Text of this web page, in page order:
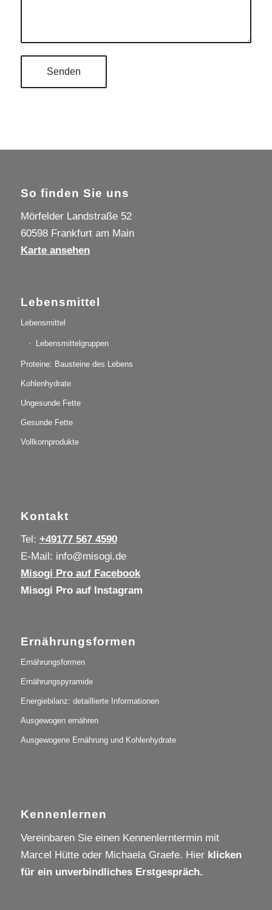
So finden Sie uns
Mörfelder Landstraße 52
60598 Frankfurt am Main
Karte ansehen
Lebensmittel
Lebensmittel
Lebensmittelgruppen
Proteine: Bausteine des Lebens
Kohlenhydrate
Ungesunde Fette
Gesunde Fette
Vollkornprodukte
Kontakt
Tel: +49177 567 4590
E-Mail: info@misogi.de
Misogi Pro auf Facebook
Misogi Pro auf Instagram
Ernährungsformen
Ernährungsformen
Ernährungspyramide
Energiebilanz: detaillierte Informationen
Ausgewogen ernähren
Ausgewogene Ernährung und Kohlenhydrate
Kennenlernen
Vereinbaren Sie einen Kennenlerntermin mit
Marcel Hütte oder Michaela Graefe. Hier klicken
für ein unverbindliches Erstgespräch.